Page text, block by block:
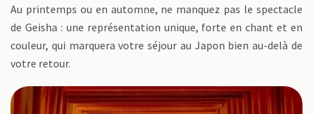
Au printemps ou en automne, ne manquez pas le spectacle
de Geisha : une représentation unique, forte en chant et en
couleur, qui marquera votre séjour au Japon bien au-delà de
votre retour.